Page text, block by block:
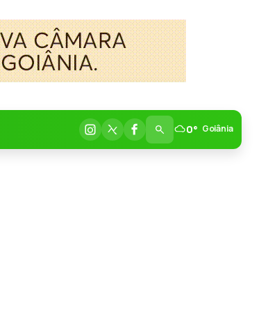
0° Goiânia